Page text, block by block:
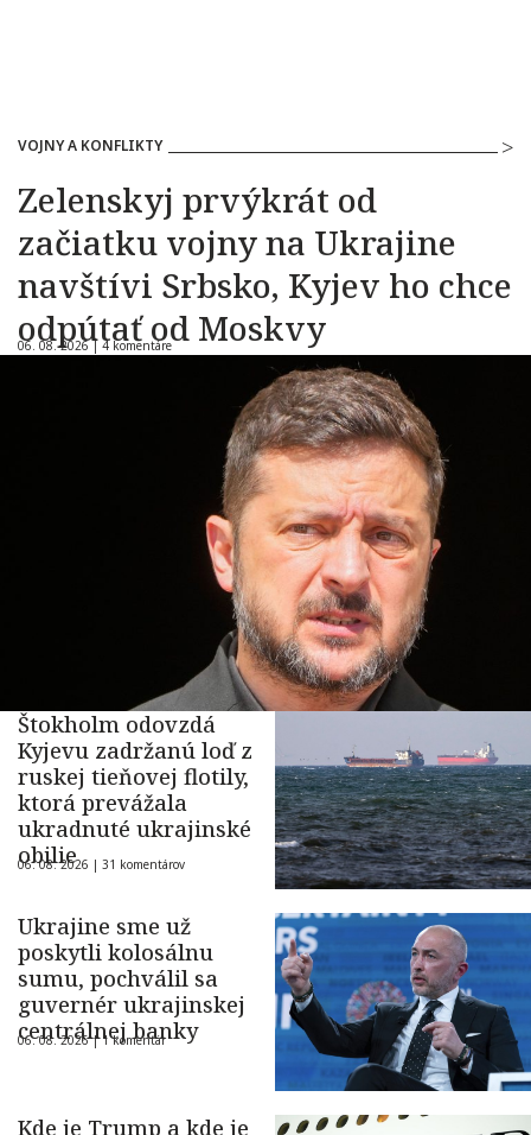
VOJNY A KONFLIKTY
Zelenskyj prvýkrát od
začiatku vojny na Ukrajine
navštívi Srbsko, Kyjev ho chce
odpútať od Moskvy
06. 08. 2026 | 4 komentáre
Štokholm odovzdá
Kyjevu zadržanú loď z
ruskej tieňovej flotily,
ktorá prevážala
ukradnuté ukrajinské
obilie
06. 08. 2026 | 31 komentárov
Ukrajine sme už
poskytli kolosálnu
sumu, pochválil sa
guvernér ukrajinskej
centrálnej banky
06. 08. 2026 |1 komentár
Kde je Trump a kde je